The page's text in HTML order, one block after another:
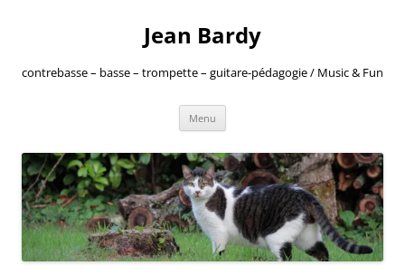
Jean Bardy
contrebasse – basse – trompette – guitare-pédagogie / Music & Fun
Menu